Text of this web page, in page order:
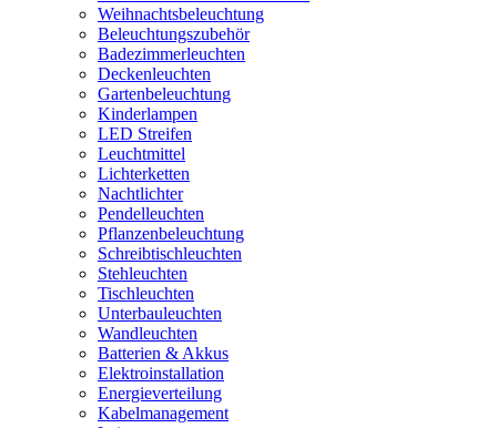
Weihnachtsbeleuchtung
Beleuchtungszubehör
Badezimmerleuchten
Deckenleuchten
Gartenbeleuchtung
Kinderlampen
LED Streifen
Leuchtmittel
Lichterketten
Nachtlichter
Pendelleuchten
Pflanzenbeleuchtung
Schreibtischleuchten
Stehleuchten
Tischleuchten
Unterbauleuchten
Wandleuchten
Batterien & Akkus
Elektroinstallation
Energieverteilung
Kabelmanagement